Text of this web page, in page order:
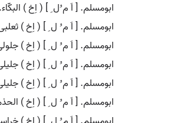
ابومسلم. [ اَ م ُل ِ ] ( اِخ )
ابومسلم. [ اَ م ُ ل ِ ] ( اِخ )
ابومسلم. [ اَ م ُ ل ِ ] ( اِخ )
ابومسلم. [ اَ م ُ ل ِ ] ( اِخ )
ابومسلم. [ اَ م ُ ل ِ ] ( اِخ )
ابومسلم. [ اَ م ُ ل ِ ] ( اِخ )